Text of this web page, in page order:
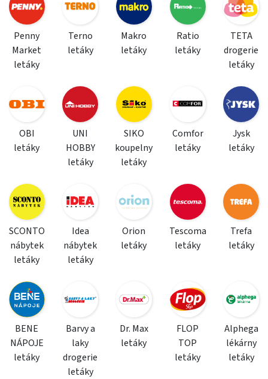
Penny
Market
letáky
Terno
letáky
Makro
letáky
Ratio
letáky
TETA
drogerie
letáky
OBI
letáky
UNI
HOBBY
letáky
SIKO
koupelny
letáky
Comfor
letáky
Jysk
letáky
SCONTO
nábytek
letáky
Idea
nábytek
letáky
Orion
letáky
Tescoma
letáky
Trefa
letáky
BENE
NÁPOJE
letáky
Barvy a
laky
drogerie
letáky
Dr. Max
letáky
FLOP
TOP
letáky
Alphega
lékárny
letáky